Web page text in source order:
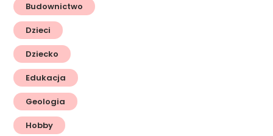
Budownictwo
Dzieci
Dziecko
Edukacja
Geologia
Hobby